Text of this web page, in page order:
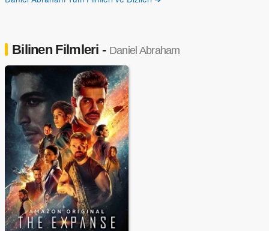
Bilinen Filmleri - Daniel Abraham